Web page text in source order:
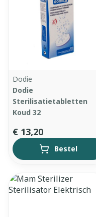
Dodie
Dodie
Sterilisatietabletten
Koud 32
€ 13,20
Bestel